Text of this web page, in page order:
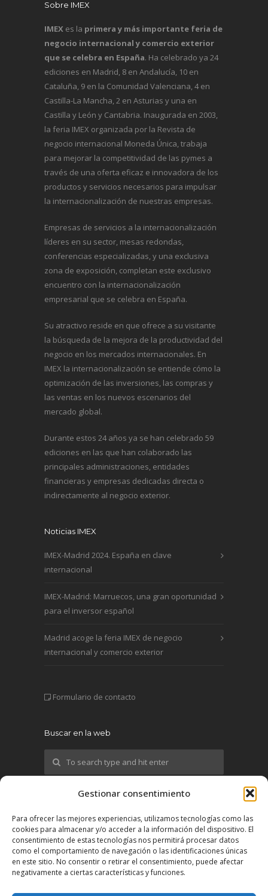
Gestionar consentimiento
Para ofrecer las mejores experiencias, utilizamos tecnologías como las
cookies para almacenar y/o acceder a la información del dispositivo. El
consentimiento de estas tecnologías nos permitirá procesar datos
como el comportamiento de navegación o las identificaciones únicas
en este sitio. No consentir o retirar el consentimiento, puede afectar
negativamente a ciertas características y funciones.
Sobre IMEX
IMEX es la primera y más importante feria de
negocio internacional y comercio exterior
que se celebra en España. Ha celebrado ya 24
ediciones en Madrid, 8 en Andalucía, 10 en
Cataluña, 9 en la Comunidad Valenciana, 4 en
Castilla-La Mancha, 2 en Asturias y una en
Castilla y León y Cantabria. Inaugurada en 2003,
la feria IMEX organizada por la Revista de
negocio internacional Moneda Única, trabaja
para mejorar la competitividad de las pymes a
través de una oferta eficaz e innovadora de los
productos y servicios necesarios para impulsar
la internacionalización de nuestras empresas.
Empresas de servicios a la internacionalización
líderes en su sector, mesas redondas,
conferencias especializadas, y una exclusiva
zona de exposición, completan este exclusivo
encuentro con la internacionalización
empresarial que se celebra en España.
Su atractivo reside en que ofrece a su visitante
la búsqueda de la mejora de la productividad del
negocio en los mercados internacionales. En
IMEX la internacionalización se entiende cómo la
optimización de las inversiones, las compras y
las ventas en los nuevos escenarios del
mercado global.
Durante estos 24 años ya se han celebrado 59
ediciones en las que han colaborado las
principales administraciones, entidades
financieras y empresas dedicadas directa o
indirectamente al negocio exterior.
Noticias IMEX
IMEX-Madrid 2024. España en clave
internacional
IMEX-Madrid: Marruecos, una gran oportunidad
para el inversor español
Madrid acoge la feria IMEX de negocio
internacional y comercio exterior
Formulario de contacto
Buscar en la web
X
YouTube